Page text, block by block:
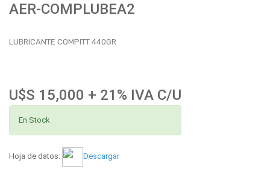
AER-COMPLUBEA2
LUBRICANTE COMPITT 440GR
U$S 15,000 + 21% IVA C/U
En Stock
Hoja de datos: Descargar